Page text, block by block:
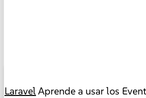
LaravelAprende a usar los